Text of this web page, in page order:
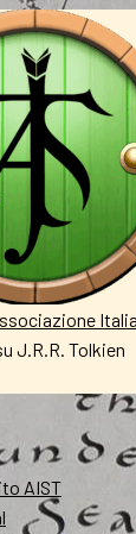
J.R.R. Tolkien
AIST